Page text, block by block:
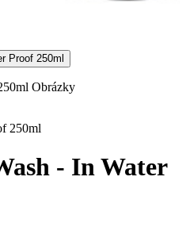
Obrázky
- In Water